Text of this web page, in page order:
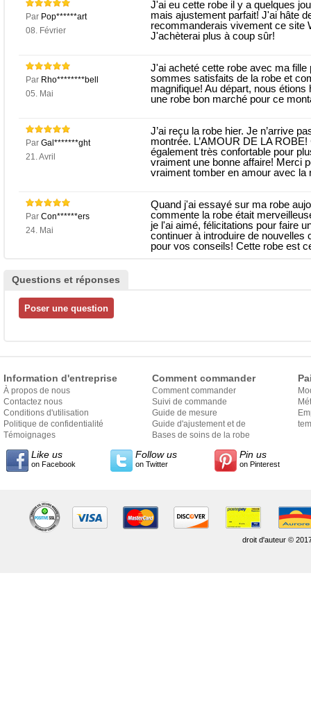
Par Pop******art
08. Février
J'ai eu cette robe il y a quelques
mais ajustement parfait! J'ai hâte
recommanderais vivement ce site
J'achèterai plus à coup sûr!
Par Rho********bell
05. Mai
J'ai acheté cette robe avec ma
sommes satisfaits de la robe et
magnifique! Au départ, nous
une robe bon marché pour ce
Par Gal*******ght
21. Avril
J’ai reçu la robe hier. Je n’arrive
montrée. L’AMOUR DE LA
également très confortable pour
vraiment une bonne affaire! Merci
vraiment tomber en amour avec
Par Con******ers
24. Mai
Quand j'ai essayé sur ma robe
commente la robe était
je l'ai aimé, félicitations pour faire
continuer à introduire de
pour vos conseils! Cette robe est
Questions et réponses
Information d'entreprise
À propos de nous
Contactez nous
Conditions d'utilisation
Politique de confidentialité
Témoignages
Comment commander
Comment commander
Suivi de commande
Guide de mesure
Guide d'ajustement et de
style
Bases de soins de la robe
Like us
on Facebook
Follow us
on Twitter
Pin us
on Pinterest
droit d'auteur ©